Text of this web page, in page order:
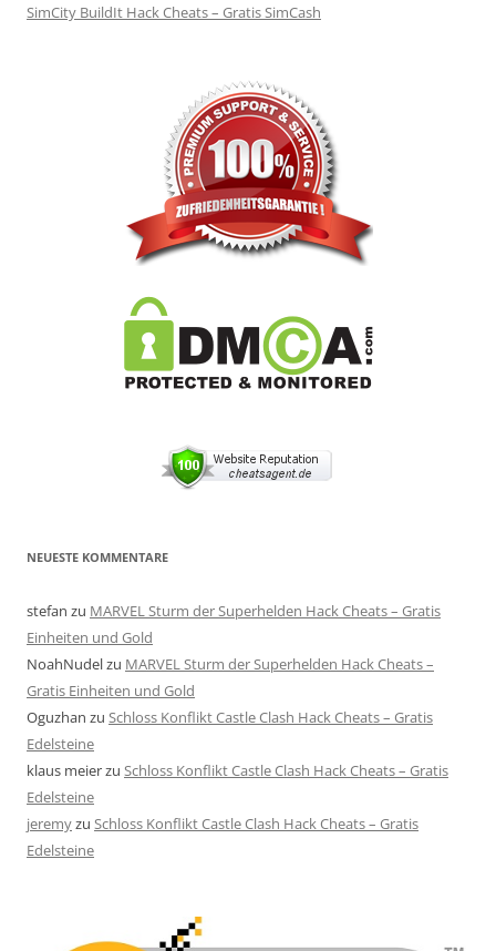
SimCity BuildIt Hack Cheats – Gratis SimCash
NEUESTE KOMMENTARE
stefan zu MARVEL Sturm der Superhelden Hack Cheats – Gratis
Einheiten und Gold
NoahNudelzu MARVEL Sturm der Superhelden Hack Cheats –
Gratis Einheiten und Gold
Oguzhan zu Schloss Konflikt Castle Clash Hack Cheats – Gratis
Edelsteine
klaus meierzu Schloss Konflikt Castle Clash Hack Cheats – Gratis
Edelsteine
jeremyzu Schloss Konflikt Castle Clash Hack Cheats – Gratis
Edelsteine